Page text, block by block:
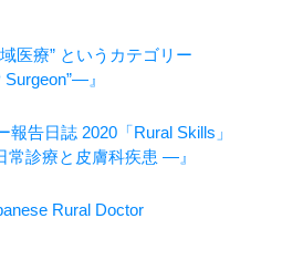
域医療” というカテゴリー
』
報告日誌 2020「Rural Skills」
診療と皮膚科疾患 ―』
Rural Doctor